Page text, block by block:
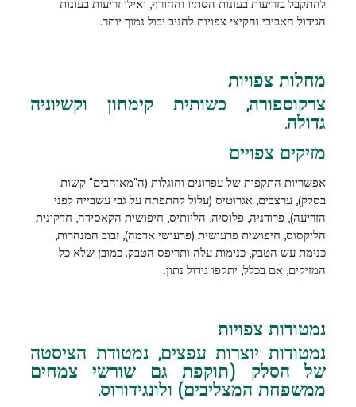
להתקבל בזריעות בעונות הסתיו והחורף, ואילו זריעות בעונות
הגידול האביבי והקיצי צפויות להניב יבול נמוך יותר.
מחלות צפויות
צרקוספורה, כשותית קימחון וקשיוניה
גדולה.
מזיקים צפויים
אפשריות התקפות של עפרונים וחוגלות (ה"מאוהבים" קשות
בסלק), ערצבים, אגרוטיס (עלול להתפתח על גבי עשבייה לפני
הזריעה), פרודניה, פלוסיה, הליותיס, חיפושית הקאסידה, חדקונית
הליקסוס, חיפושית פרעושית (פרעושי אדמה), זבוב המנהרות,
כנימת עש הטבק, כנימות עלה ותריפס הטבק. כמובן שלא כל
המזיקים, אם בכלל, יתקפו גידול נתון.
נמטודות צפויות
נמטודות יוצרות עפצים, נמטודת הציסטה
של הסלק (תוקפת גם שורשי צמחים
ממשפחת המצליבים) ולונגידורוס.